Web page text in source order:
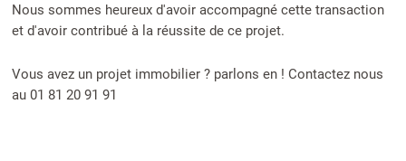
Nous sommes heureux d'avoir accompagné cette transaction
et d'avoir contribué à la réussite de ce projet.
Vous avez un projet immobilier ? parlons en ! Contactez nous
au 01 81 20 91 91